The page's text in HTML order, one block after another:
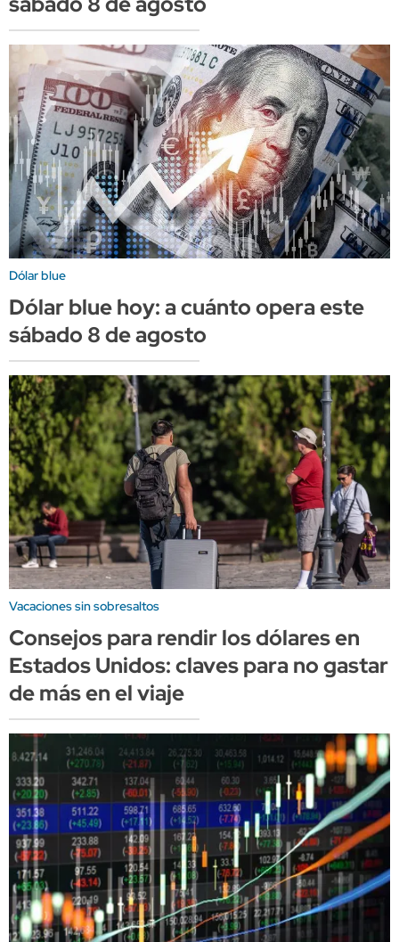
Dólar blue
Dólar blue hoy: a cuánto opera este
sábado 8 de agosto
Vacaciones sin sobresaltos
Consejos para rendir los dólares en
Estados Unidos: claves para no gastar
de más en el viaje